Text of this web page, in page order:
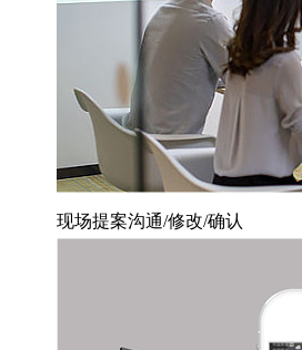
现场提案沟通/修改/确认